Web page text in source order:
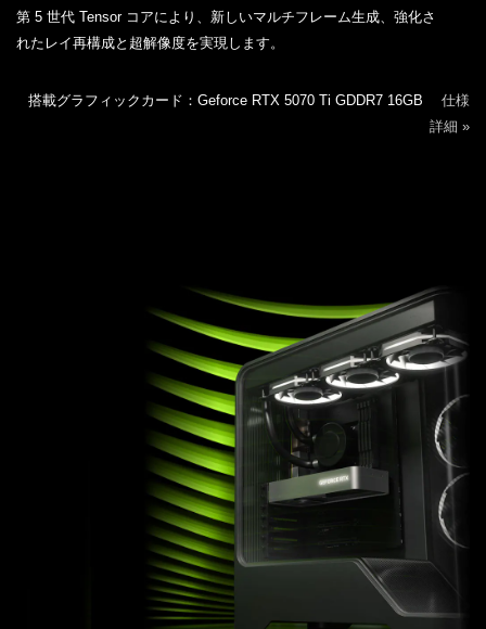
第 5 世代 Tensor コアにより、新しいマルチフレーム生成、強化さ
れたレイ再構成と超解像度を実現します。
搭載グラフィックカード：Geforce RTX 5070 Ti GDDR7 16GB 仕様
詳細 »